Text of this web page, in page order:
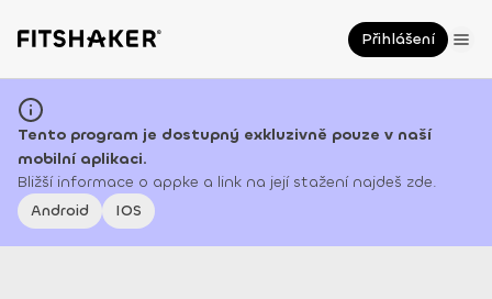
Přihlášení
Tento program je dostupný exkluzivně pouze v naší
mobilní aplikaci.
Bližší informace o appke a link na její stažení najdeš zde.
Android
IOS